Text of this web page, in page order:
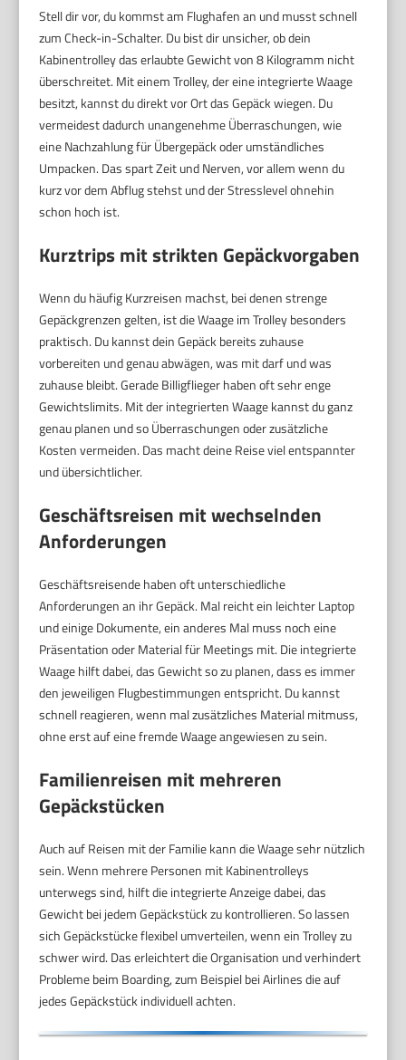
Stell dir vor, du kommst am Flughafen an und musst schnell
zum Check-in-Schalter. Du bist dir unsicher, ob dein
Kabinentrolley das erlaubte Gewicht von 8 Kilogramm nicht
überschreitet. Mit einem Trolley, der eine integrierte Waage
besitzt, kannst du direkt vor Ort das Gepäck wiegen. Du
vermeidest dadurch unangenehme Überraschungen, wie
eine Nachzahlung für Übergepäck oder umständliches
Umpacken. Das spart Zeit und Nerven, vor allem wenn du
kurz vor dem Abflug stehst und der Stresslevel ohnehin
schon hoch ist.
Kurztrips mit strikten Gepäckvorgaben
Wenn du häufig Kurzreisen machst, bei denen strenge
Gepäckgrenzen gelten, ist die Waage im Trolley besonders
praktisch. Du kannst dein Gepäck bereits zuhause
vorbereiten und genau abwägen, was mit darf und was
zuhause bleibt. Gerade Billigflieger haben oft sehr enge
Gewichtslimits. Mit der integrierten Waage kannst du ganz
genau planen und so Überraschungen oder zusätzliche
Kosten vermeiden. Das macht deine Reise viel entspannter
und übersichtlicher.
Geschäftsreisen mit wechselnden
Anforderungen
Geschäftsreisende haben oft unterschiedliche
Anforderungen an ihr Gepäck. Mal reicht ein leichter Laptop
und einige Dokumente, ein anderes Mal muss noch eine
Präsentation oder Material für Meetings mit. Die integrierte
Waage hilft dabei, das Gewicht so zu planen, dass es immer
den jeweiligen Flugbestimmungen entspricht. Du kannst
schnell reagieren, wenn mal zusätzliches Material mitmuss,
ohne erst auf eine fremde Waage angewiesen zu sein.
Familienreisen mit mehreren
Gepäckstücken
Auch auf Reisen mit der Familie kann die Waage sehr nützlich
sein. Wenn mehrere Personen mit Kabinentrolleys
unterwegs sind, hilft die integrierte Anzeige dabei, das
Gewicht bei jedem Gepäckstück zu kontrollieren. So lassen
sich Gepäckstücke flexibel umverteilen, wenn ein Trolley zu
schwer wird. Das erleichtert die Organisation und verhindert
Probleme beim Boarding, zum Beispiel bei Airlines die auf
jedes Gepäckstück individuell achten.